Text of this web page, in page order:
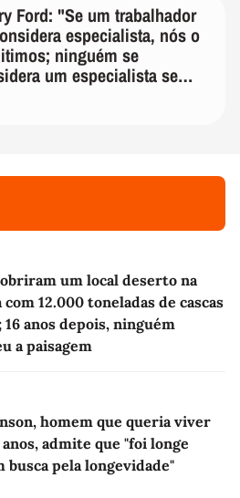
Ford: "Se um trabalhador
especialista, nós o
ninguém se
um especialista se
um local deserto na
com 12.000 toneladas de cascas
16 anos depois, ninguém
a paisagem
homem que queria viver
anos, admite que "foi longe
busca pela longevidade"